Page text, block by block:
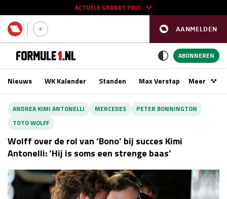
AANMELDEN
ACTUELE GRANDS PRIX
11 - 13 sep
Race
zo 15:00 - 17:00
GP AZERBEIDZJAN 2026 24 - 26 sep
GP SINGAPORE 2026
ABONNEREN
Nieuws WK Kalender Standen Max VerstappenMeer
ANDREA KIMI ANTONELLI MERCEDES
PETER BONNINGTON
TOTO WOLFF
Wolff over de rol van ‘Bono’ bij succes Kimi
Antonelli: ‘Hij is soms een strenge baas’